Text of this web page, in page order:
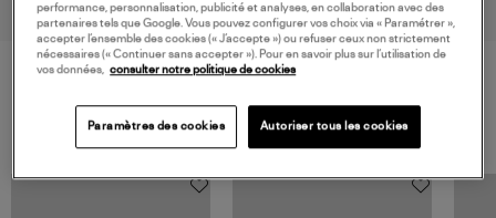
VOS DERNIERS PRODUITS VUS
performance, personnalisation, publicité et analyses, en collaboration avec des
partenaires tels que Google. Vous pouvez configurer vos choix via « Paramétrer »,
accepter l’ensemble des cookies (« J’accepte ») ou refuser ceux non strictement
nécessaires (« Continuer sans accepter »). Pour en savoir plus sur l’utilisation de
vos données, consulter notre politique de cookies
Paramètres des cookies Autoriser tous les cookies